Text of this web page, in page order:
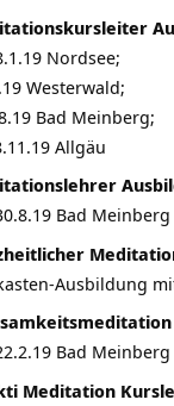
Nordsee;
Westerwald;
Bad Meinberg;
Allgäu
Bad Meinberg
Ausbildung
Bad Meinberg
Meditation